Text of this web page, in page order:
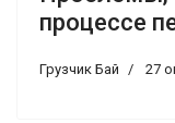
процессе
Грузчик Бай 27